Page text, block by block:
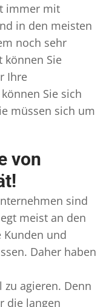
immer mit
in den meisten
noch sehr
können Sie
Ihre
Sie sich
müssen sich um
von
sind
meist an den
Kunden und
Daher haben
agieren. Denn
die langen